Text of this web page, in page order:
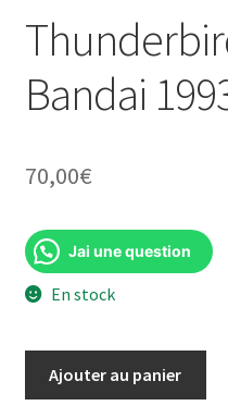
Bandai
70,00€
Jai une question
En stock
Ajouter au panier